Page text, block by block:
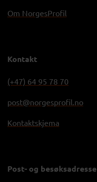
Om NorgesProfil
Kontakt
(+47) 64 95 78 70
post@norgesprofil.no
Kontaktskjema
Post- og besøksadresse